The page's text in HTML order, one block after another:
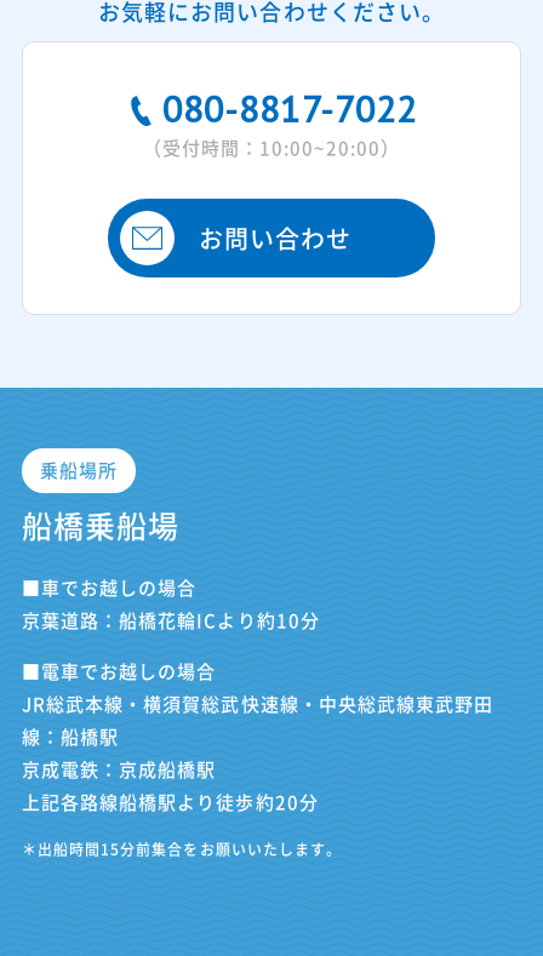
お気軽にお問い合わせください。
080-8817-7022
（受付時間：10:00~20:00）
お問い合わせ
乗船場所
船橋乗船場
■車でお越しの場合
京葉道路：船橋花輪ICより約10分
■電車でお越しの場合
JR総武本線・横須賀総武快速線・中央総武線東武野田
線：船橋駅
京成電鉄：京成船橋駅
上記各路線船橋駅より徒歩約20分
＊出船時間15分前集合をお願いいたします。